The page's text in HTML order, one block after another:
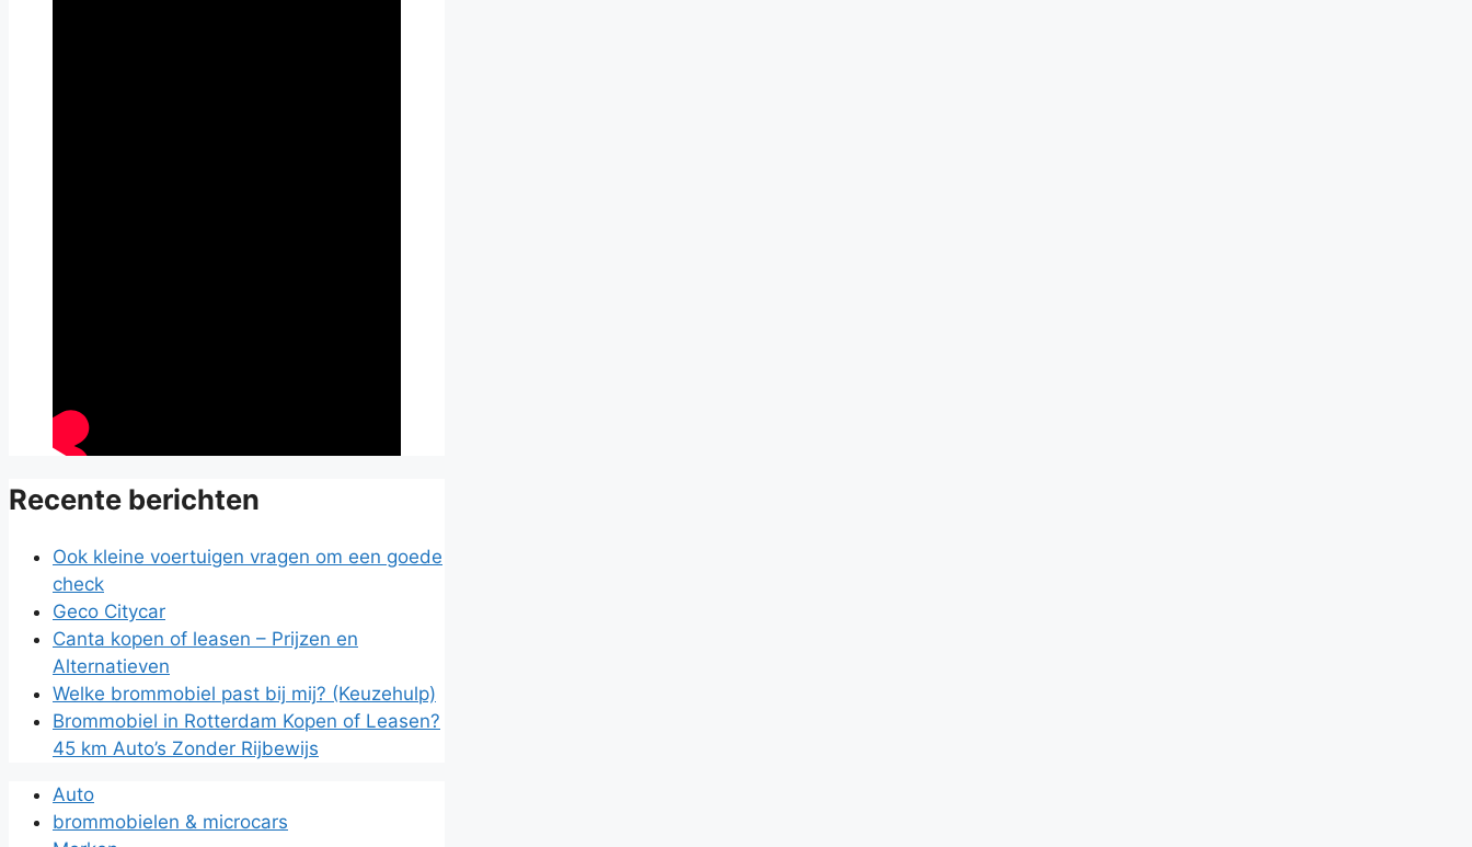
Recente berichten
Ook kleine voertuigen vragen om een goede
check
Geco Citycar
Canta kopen of leasen – Prijzen en
Alternatieven
Welke brommobiel past bij mij? (Keuzehulp)
Brommobiel in Rotterdam Kopen of Leasen?
45 km Auto’s Zonder Rijbewijs
Auto
brommobielen & microcars